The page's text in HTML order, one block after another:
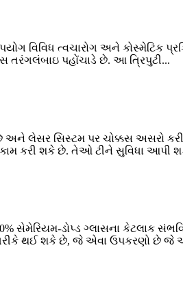
વિવિધ ત્વચારોગ અને કોસ્મેટિક
તરંગલંબાઇ પહોંચાડે છે. આ ત્રિપુટી...
અને લેસર સિસ્ટમ પર ચોક્કસ અસરો
કરી શકે છે. તેઓ ટીને સુવિધા આપી
સેમેરિયમ-ડોપ્ડ ગ્લાસના કેટલાક
તરીકે થઈ શકે છે, જે એવા ઉપકરણો છે